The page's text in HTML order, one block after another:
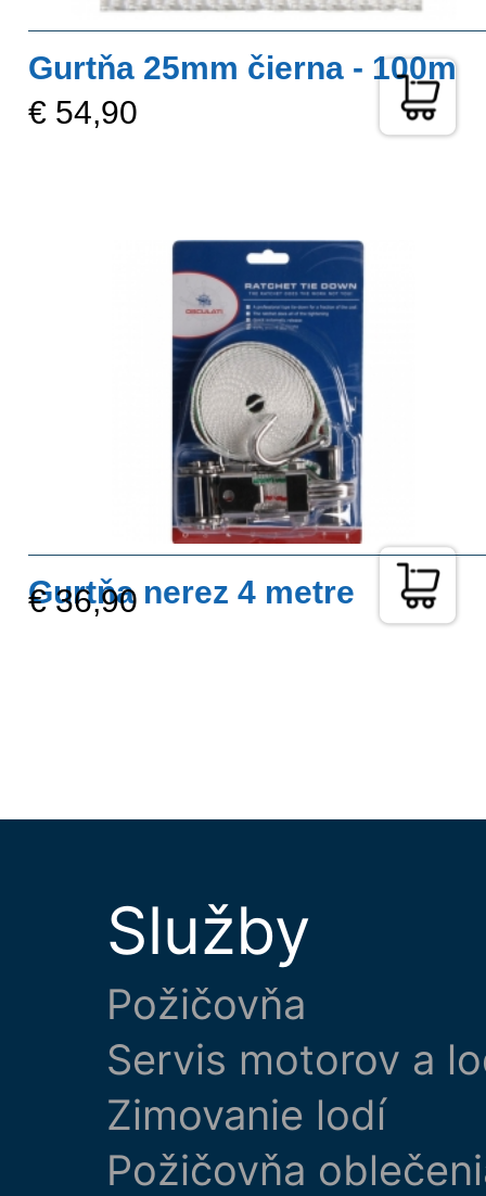
Gurtňa 25mm čierna - 100m
€ 54,90
Gurtňa nerez 4 metre
€ 36,90
Služby
Požičovňa
Servis motorov a
Zimovanie lodí
Požičovňa